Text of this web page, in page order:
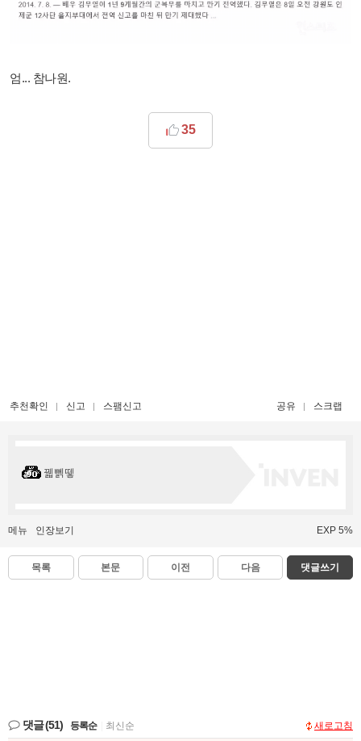
엄... 참나원.
35
추천확인 신고 스팸신고 공유 스크랩
꿻뻵뗗
메뉴 인장보기 EXP 5%
목록 본문 이전 다음 댓글쓰기
댓글(51) 등록순 최신순 새로고침